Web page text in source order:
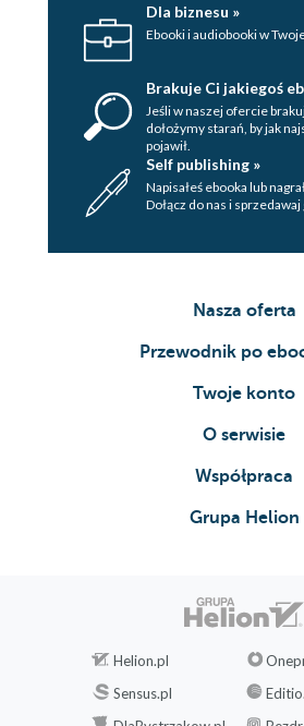
Dla biznesu »
Ebooki i audiobooki w
Brakuje Ci jakiegoś
Jeśli w naszej ofercie
dołożymy starań, by jak
pojawił.
Self publishing »
Napisałeś ebooka lub
Dołącz do nas i
Nasza oferta
Przewodnik po
Twoje konto
O serwisie
Współpraca
Grupa Helion
Helion.pl
Sensus.pl